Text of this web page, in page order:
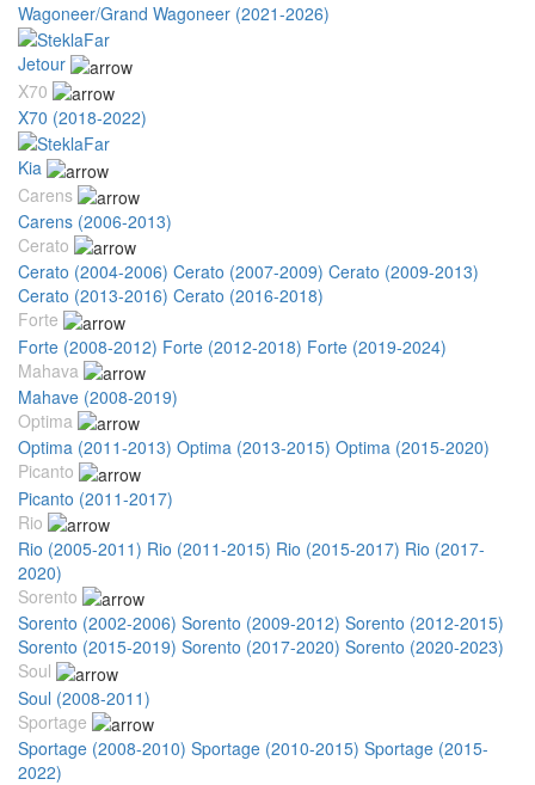
Wagoneer/Grand Wagoneer (2021-2026)
Jetour
X70
X70 (2018-2022)
Kia
Carens
Carens (2006-2013)
Cerato
Cerato (2004-2006) Cerato (2007-2009) Cerato (2009-2013)
Cerato (2013-2016) Cerato (2016-2018)
Forte
Forte (2008-2012) Forte (2012-2018) Forte (2019-2024)
Mahava
Mahave (2008-2019)
Optima
Optima (2011-2013) Optima (2013-2015) Optima (2015-2020)
Picanto
Picanto (2011-2017)
Rio
Rio (2005-2011) Rio (2011-2015) Rio (2015-2017) Rio (2017-
2020)
Sorento
Sorento (2002-2006) Sorento (2009-2012) Sorento (2012-2015)
Sorento (2015-2019) Sorento (2017-2020) Sorento (2020-2023)
Soul
Soul (2008-2011)
Sportage
Sportage (2008-2010) Sportage (2010-2015) Sportage (2015-
2022)